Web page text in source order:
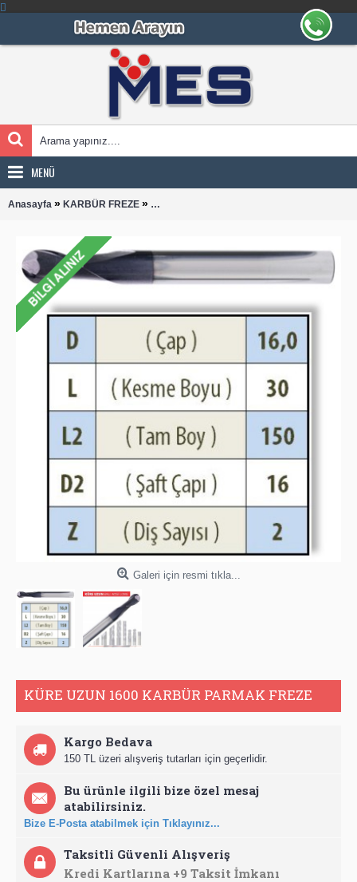
MENÜ
Anasayfa » KARBÜR FREZE » KÜRE UZUN 1600 KARBÜR PARMAK FREZE
Galeri için resmi tıkla...
KÜRE UZUN 1600 KARBÜR PARMAK FREZE
Kargo Bedava
150 TL üzeri alışveriş tutarları için geçerlidir.
Bu ürünle ilgili bize özel mesaj
atabilirsiniz.
Bize E-Posta atabilmek için Tıklayınız...
Taksitli Güvenli Alışveriş
Kredi Kartlarına +9 Taksit İmkanı